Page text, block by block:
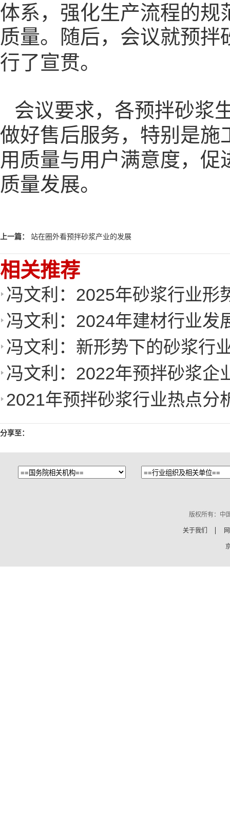
体系，强化生产流程的规
质量。随后，会议就预拌
行了宣贯。
会议要求，各预拌砂浆
做好售后服务，特别是施
用质量与用户满意度，
质量发展。
上一篇： 站在圈外看预拌砂浆产业的发展
相关推荐
冯文利：2025年砂浆行业形
冯文利：2024年建材行业发
冯文利：新形势下的砂浆行
冯文利：2022年预拌砂浆企
2021年预拌砂浆行业热点分
分享至：
版权所有：中
关于我们